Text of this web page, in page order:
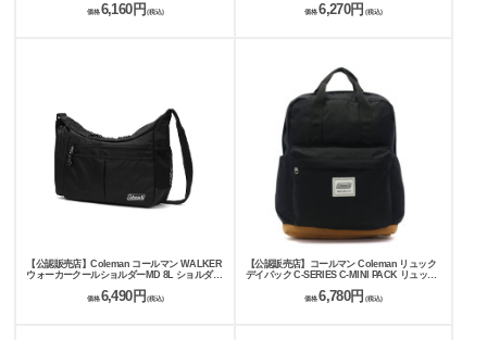
価格 6,160円 (税込) 価格6,270円 (税込)
【公認販売店】Coleman コールマン WALKER
ウォーカークールショルダーMD 8L ショルダー
価格 6,490円 (税込)
【公認販売店】コールマン Coleman リュック
デイパック C-SERIES C-MINI PACK リュック
通学 A4 スクエア メンズ レディース C-ミニパ
価格6,780円 (税込)